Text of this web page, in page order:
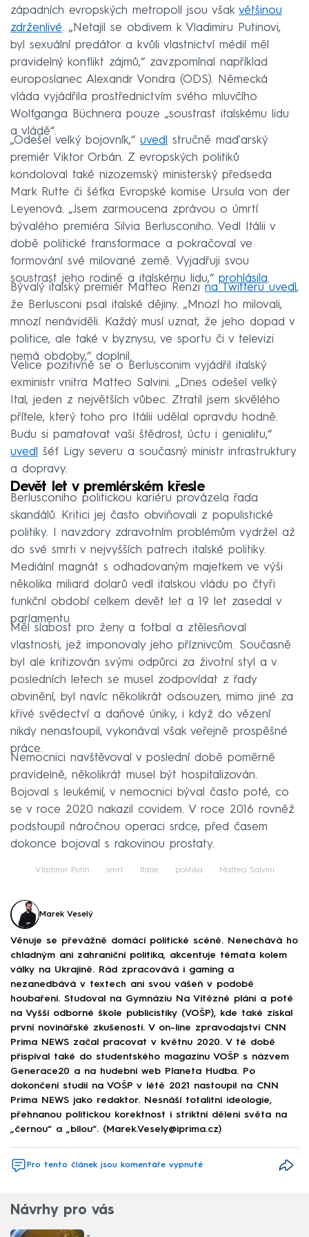
západních evropských metropolí jsou však většinou
zdrženlivé. „Netajil se obdivem k Vladimiru Putinovi,
byl sexuální predátor a kvůli vlastnictví médií měl
pravidelný konflikt zájmů,“ zavzpomínal například
europoslanec Alexandr Vondra (ODS). Německá
vláda vyjádřila prostřednictvím svého mluvčího
Wolfganga Büchnera pouze „soustrast italskému lidu
a vládě“.
„Odešel velký bojovník,“ uvedl
stručně maďarský
premiér Viktor Orbán. Z evropských politiků
kondoloval také nizozemský ministerský předseda
Mark Rutte či šéfka Evropské komise Ursula von der
Leyenová. „Jsem zarmoucena zprávou o úmrtí
bývalého premiéra Silvia Berlusconiho. Vedl Itálii v
době politické transformace a pokračoval ve
formování své milované země. Vyjadřuji svou
soustrast jeho rodině a italskému lidu,“ prohlásila.
Bývalý italský premiér Matteo Renzi na Twitteru uvedl ,
že Berlusconi psal italské dějiny. „Mnozí ho milovali,
mnozí nenáviděli. Každý musí uznat, že jeho dopad v
politice, ale také v byznysu, ve sportu či v televizi
nemá obdoby,“ doplnil.
Velice pozitivně se o Berlusconim vyjádřil italský
exministr vnitra Matteo Salvini. „Dnes odešel velký
Ital, jeden z největších vůbec. Ztratil jsem skvělého
přítele, který toho pro Itálii udělal opravdu hodně.
Budu si pamatovat vaši štědrost, úctu i genialitu,“
uvedl
šéf Ligy severu a současný ministr infrastruktury
a dopravy.
Devět let v premiérském křesle
Berlusconiho politickou kariéru provázela řada
skandálů. Kritici jej často obviňovali z populistické
politiky. I navzdory zdravotním problémům vydržel až
do své smrti v nejvyšších patrech italské politiky.
Mediální magnát s odhadovaným majetkem ve výši
několika miliard dolarů vedl italskou vládu po čtyři
funkční období celkem devět let a 19 let zasedal v
parlamentu.
Měl slabost pro ženy a fotbal a ztělesňoval
vlastnosti, jež imponovaly jeho příznivcům. Současně
byl ale kritizován svými odpůrci za životní styl a v
posledních letech se musel zodpovídat z řady
obvinění, byl navíc několikrát odsouzen, mimo jiné za
křivé svědectví a daňové úniky, i když do vězení
nikdy nenastoupil, vykonával však veřejně prospěšné
práce.
Nemocnici navštěvoval v poslední době poměrně
pravidelně, několikrát musel být hospitalizován.
Bojoval s leukémií, v nemocnici býval často poté, co
se v roce 2020 nakazil covidem. V roce 2016 rovněž
podstoupil náročnou operaci srdce, před časem
dokonce bojoval s rakovinou prostaty.
Vladimir Putin smrt Itálie politika Matteo Salvini
Marek Veselý
Věnuje se převážně domácí politické scéně. Nenechává ho
chladným ani zahraniční politika, akcentuje témata kolem
války na Ukrajině. Rád zpracovává i gaming a
nezanedbává v textech ani svou vášeň v podobě
houbaření. Studoval na Gymnáziu Na Vítězné pláni a poté
na Vyšší odborné škole publicistiky (VOŠP), kde také získal
první novinářské zkušenosti. V on-line zpravodajství CNN
Prima NEWS začal pracovat v květnu 2020. V té době
přispíval také do studentského magazínu VOŠP s názvem
Generace20 a na hudební web Planeta Hudba. Po
dokončení studií na VOŠP v létě 2021 nastoupil na CNN
Prima NEWS jako redaktor. Nesnáší totalitní ideologie,
přehnanou politickou korektnost i striktní dělení světa na
„černou“ a „bílou“. (Marek.Vesely@iprima.cz)
Pro tento článek jsou komentáře vypnuté
Návrhy pro vás